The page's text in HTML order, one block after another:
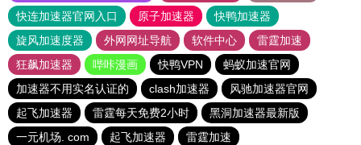
快连加速器官网入口
原子加速器
快鸭加速器
旋风加速度器
外网网址导航 软件中心
雷霆加速
狂飙加速器
哔咔漫画 快鸭VPN
蚂蚁加速官网
加速器不用实名认证的
clash加速器
风驰加速器官网
起飞加速器
雷霆每天免费2小时
黑洞加速器最新版
一元机场. com
起飞加速器
雷霆加速